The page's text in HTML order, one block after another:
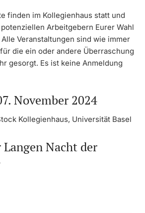
Doktorierende
& Alumni
& Schnuppern
finden im Kollegienhaus statt und
Arbeitgebern Eurer Wahl
Veranstaltungen sind wie immer
die ein oder andere Überraschung
gesorgt. Es ist keine Anmeldung
November 2024
Kollegienhaus, Universität Basel
Langen Nacht der